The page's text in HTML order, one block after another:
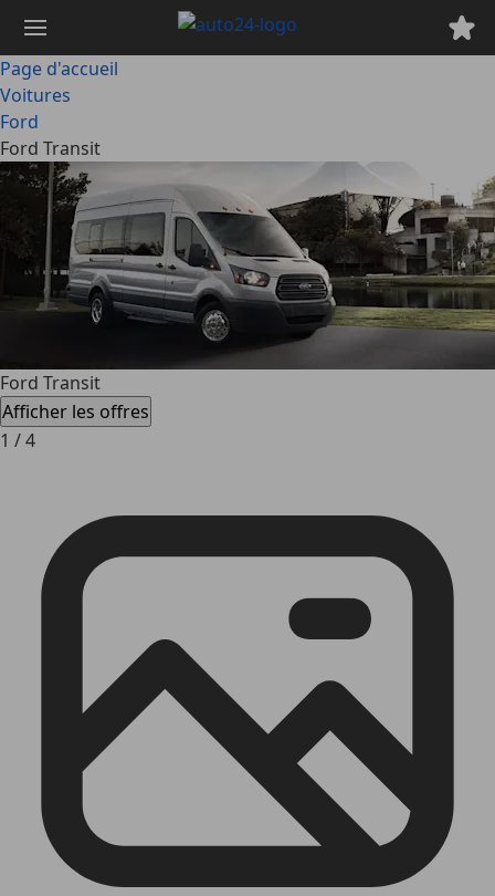
contenu
principal
Page d'accueil
Voitures
Ford
Ford Transit
Ford Transit
Afficher les offres
1 /4